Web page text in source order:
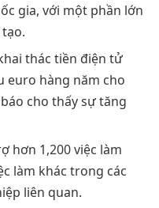
gia, với một phần lớn
thác tiền điện tử
euro hàng năm cho
cho thấy sự tăng
hơn 1,200 việc làm
làm khác trong các
liên quan.